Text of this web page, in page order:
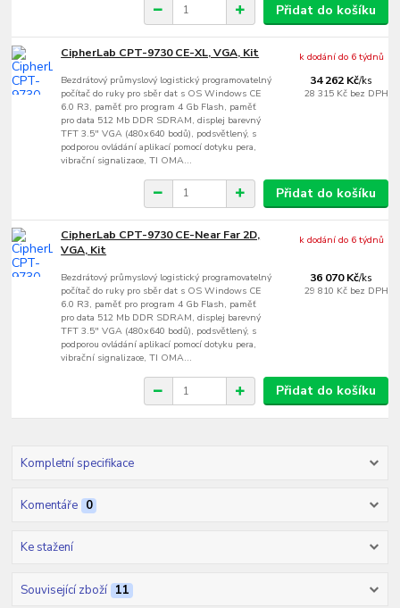
Přidat do košíku
CipherLab CPT-9730 CE-XL, VGA, Kit
Bezdrátový průmyslový logistický programovatelný
počítač do ruky pro sběr dat s OS Windows CE
6.0 R3, paměť pro program 4 Gb Flash, paměť
pro data 512 Mb DDR SDRAM, displej barevný
TFT 3.5" VGA (480x640 bodů), podsvětlený, s
podporou ovládání aplikací pomocí dotyku pera,
vibrační signalizace, TI OMA...
34 262 Kč/ks
28 315 Kč bez DPH
k dodání do 6 týdnů
Přidat do košíku
CipherLab CPT-9730 CE-Near Far 2D,
VGA, Kit
Bezdrátový průmyslový logistický programovatelný
počítač do ruky pro sběr dat s OS Windows CE
6.0 R3, paměť pro program 4 Gb Flash, paměť
pro data 512 Mb DDR SDRAM, displej barevný
TFT 3.5" VGA (480x640 bodů), podsvětlený, s
podporou ovládání aplikací pomocí dotyku pera,
vibrační signalizace, TI OMA...
36 070 Kč/ks
29 810 Kč bez DPH
k dodání do 6 týdnů
Přidat do košíku
Kompletní specifikace
Komentáře 0
Ke stažení
Související zboží 11